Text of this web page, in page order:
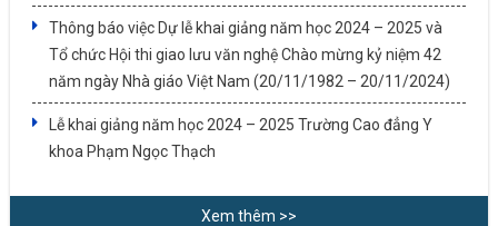
Thông báo việc Dự lễ khai giảng năm học 2024 – 2025 và
Tổ chức Hội thi giao lưu văn nghệ Chào mừng kỷ niệm 42
năm ngày Nhà giáo Việt Nam (20/11/1982 – 20/11/2024)
Lễ khai giảng năm học 2024 – 2025 Trường Cao đẳng Y
khoa Phạm Ngọc Thạch
Xem thêm >>